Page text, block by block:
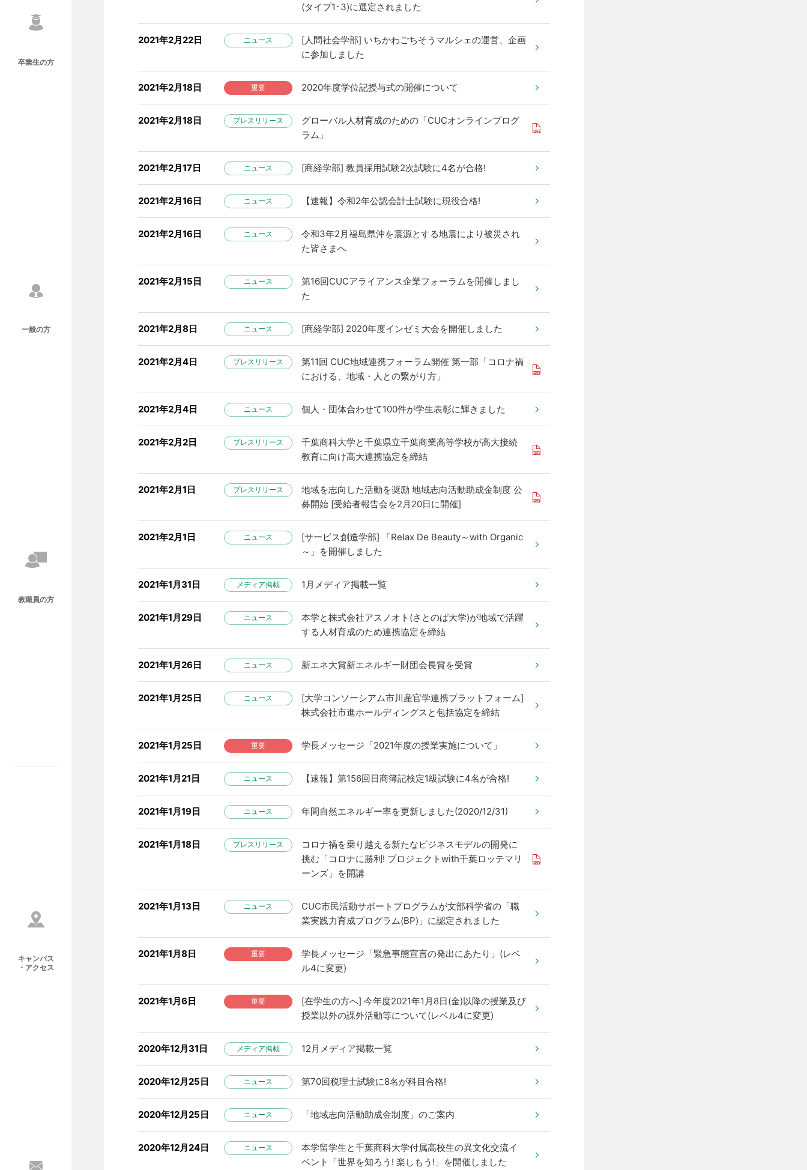
(タイプ1･3)に選定されました
2021年2月22日 ニュース
[人間社会学部] いちかわごちそうマルシェの運営、企画
に参加しました
2021年2月18日 重要 2020年度学位記授与式の開催について
2021年2月18日 プレスリリース
グローバル人材育成のための「CUCオンラインプログ
ラム」
2021年2月17日 ニュース [商経学部] 教員採用試験2次試験に4名が合格!
2021年2月16日 ニュース 【速報】令和2年公認会計士試験に現役合格!
2021年2月16日 ニュース
令和3年2月福島県沖を震源とする地震により被災され
た皆さまへ
2021年2月15日 ニュース
第16回CUCアライアンス企業フォーラムを開催しまし
た
2021年2月8日 ニュース [商経学部] 2020年度インゼミ大会を開催しました
2021年2月4日 プレスリリース
第11回 CUC地域連携フォーラム開催 第一部「コロナ禍
における、地域・人との繋がり方」
2021年2月4日 ニュース 個人・団体合わせて100件が学生表彰に輝きました
2021年2月2日 プレスリリース
千葉商科大学と千葉県立千葉商業高等学校が高大接続
教育に向け高大連携協定を締結
2021年2月1日 プレスリリース
地域を志向した活動を奨励 地域志向活動助成金制度 公
募開始 [受給者報告会を2月20日に開催]
2021年2月1日 ニュース
[サービス創造学部] 「Relax De Beauty～with Organic
～」を開催しました
2021年1月31日 メディア掲載 1月メディア掲載一覧
2021年1月29日 ニュース
本学と株式会社アスノオト(さとのば大学)が地域で活躍
する人材育成のため連携協定を締結
2021年1月26日 ニュース 新エネ大賞新エネルギー財団会長賞を受賞
2021年1月25日 ニュース
[大学コンソーシアム市川産官学連携プラットフォーム]
株式会社市進ホールディングスと包括協定を締結
2021年1月25日 重要 学長メッセージ「2021年度の授業実施について」
2021年1月21日 ニュース 【速報】第156回日商簿記検定1級試験に4名が合格!
2021年1月19日 ニュース 年間自然エネルギー率を更新しました(2020/12/31)
2021年1月18日 プレスリリース
コロナ禍を乗り越える新たなビジネスモデルの開発に
挑む「コロナに勝利! プロジェクトwith千葉ロッテマリ
ーンズ」を開講
2021年1月13日 ニュース
CUC市民活動サポートプログラムが文部科学省の「職
業実践力育成プログラム(BP)」に認定されました
2021年1月8日 重要
学長メッセージ「緊急事態宣言の発出にあたり」(レベ
ル4に変更)
2021年1月6日 重要
[在学生の方へ] 今年度2021年1月8日(金)以降の授業及び
授業以外の課外活動等について(レベル4に変更)
2020年12月31日 メディア掲載 12月メディア掲載一覧
2020年12月25日 ニュース 第70回税理士試験に8名が科目合格!
2020年12月25日 ニュース 「地域志向活動助成金制度」のご案内
2020年12月24日 ニュース
本学留学生と千葉商科大学付属高校生の異文化交流イ
ベント「世界を知ろう! 楽しもう!」を開催しました
卒業生の方
一般の方
教職員の方
キャンパス
・アクセス